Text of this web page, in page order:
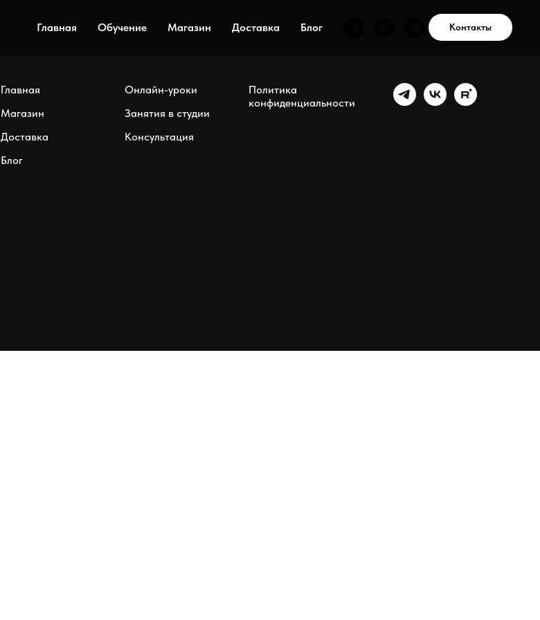
Главная Обучение Магазин Доставка Блог Контакты
Главная
Магазин
Доставка
Блог
Онлайн-уроки
Занятия в студии
Консультация
Политика
конфиденциальности